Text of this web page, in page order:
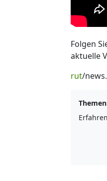
Folgen
aktuelle
rut/